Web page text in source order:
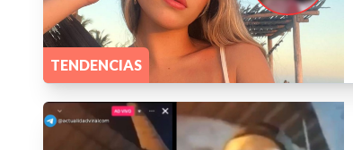
TENDENCIAS